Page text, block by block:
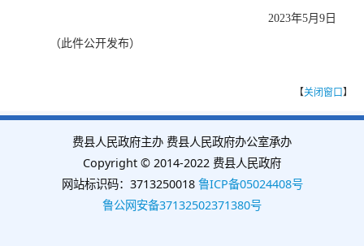
2023年5月9日
（此件公开发布）
【关闭窗口】
费县人民政府主办 费县人民政府办公室承办
Copyright © 2014-2022 费县人民政府
网站标识码：3713250018 鲁ICP备05024408号
鲁公网安备37132502371380号